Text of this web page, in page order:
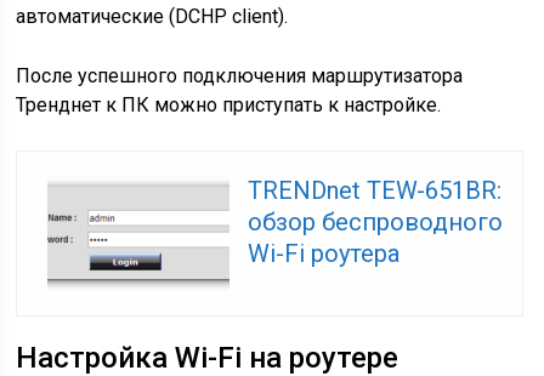
автоматические (DCHP client).
После успешного подключения маршрутизатора
Тренднет к ПК можно приступать к настройке.
TRENDnet TEW-651BR:
обзор беспроводного
Wi-Fi роутера
Настройка Wi-Fi на роутере